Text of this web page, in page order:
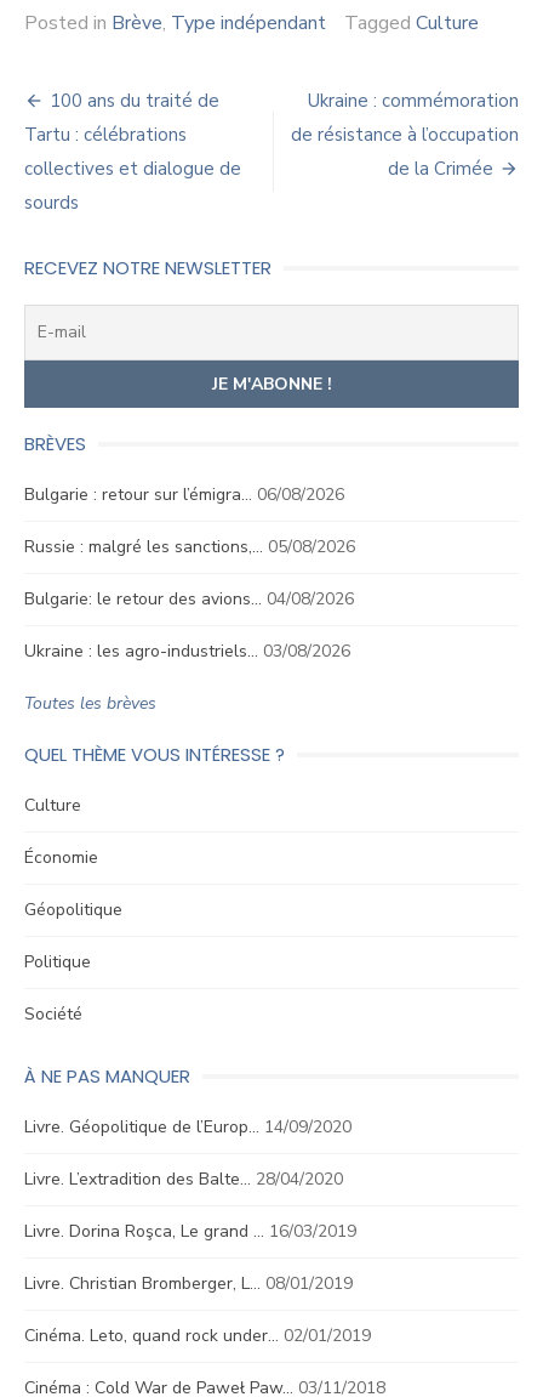
Posted in Brève, Type indépendant Tagged Culture
Navigation
de
l’article
100 ans du traité de
Tartu : célébrations
collectives et dialogue de
sourds
Ukraine : commémoration
de résistance à l’occupation
de la Crimée
RECEVEZ NOTRE NEWSLETTER
BRÈVES
Bulgarie : retour sur l’émigra… 06/08/2026
Russie : malgré les sanctions,… 05/08/2026
Bulgarie: le retour des avions… 04/08/2026
Ukraine : les agro-industriels… 03/08/2026
Toutes les brèves
QUEL THÈME VOUS INTÉRESSE ?
Culture
Économie
Géopolitique
Politique
Société
À NE PAS MANQUER
Livre. Géopolitique de l’Europ… 14/09/2020
Livre. L’extradition des Balte… 28/04/2020
Livre. Dorina Roşca, Le grand … 16/03/2019
Livre. Christian Bromberger, L… 08/01/2019
Cinéma. Leto, quand rock under… 02/01/2019
Cinéma : Cold War de Paweł Paw… 03/11/2018